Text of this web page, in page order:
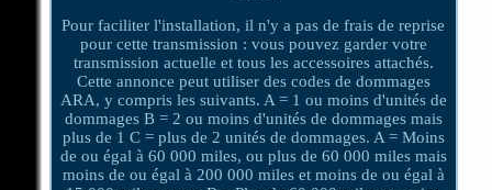
Pour faciliter l'installation, il n'y a pas de frais de reprise
pour cette transmission : vous pouvez garder votre
transmission actuelle et tous les accessoires attachés.
Cette annonce peut utiliser des codes de dommages
ARA, y compris les suivants. A = 1 ou moins d'unités de
dommages B = 2 ou moins d'unités de dommages mais
plus de 1 C = plus de 2 unités de dommages. A = Moins
de ou égal à 60 000 miles, ou plus de 60 000 miles mais
moins de ou égal à 200 000 miles et moins de ou égal à